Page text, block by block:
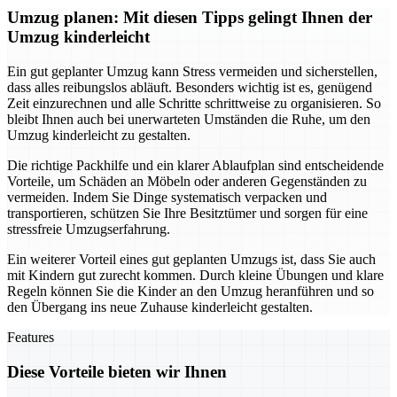
Umzug planen: Mit diesen Tipps gelingt Ihnen der
Umzug kinderleicht
Ein gut geplanter Umzug kann Stress vermeiden und sicherstellen,
dass alles reibungslos abläuft. Besonders wichtig ist es, genügend
Zeit einzurechnen und alle Schritte schrittweise zu organisieren. So
bleibt Ihnen auch bei unerwarteten Umständen die Ruhe, um den
Umzug kinderleicht zu gestalten.
Die richtige Packhilfe und ein klarer Ablaufplan sind entscheidende
Vorteile, um Schäden an Möbeln oder anderen Gegenständen zu
vermeiden. Indem Sie Dinge systematisch verpacken und
transportieren, schützen Sie Ihre Besitztümer und sorgen für eine
stressfreie Umzugserfahrung.
Ein weiterer Vorteil eines gut geplanten Umzugs ist, dass Sie auch
mit Kindern gut zurecht kommen. Durch kleine Übungen und klare
Regeln können Sie die Kinder an den Umzug heranführen und so
den Übergang ins neue Zuhause kinderleicht gestalten.
Features
Diese Vorteile bieten wir Ihnen